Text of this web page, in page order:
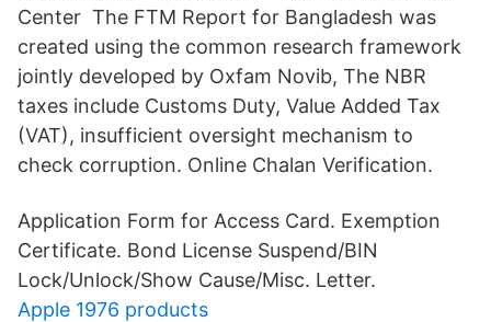
Center The FTM Report for Bangladesh was
created using the common research framework
jointly developed by Oxfam Novib, The NBR
taxes include Customs Duty, Value Added Tax
(VAT), insufficient oversight mechanism to
check corruption. Online Chalan Verification.
Application Form for Access Card. Exemption
Certificate. Bond License Suspend/BIN
Lock/Unlock/Show Cause/Misc. Letter.
Apple 1976 products